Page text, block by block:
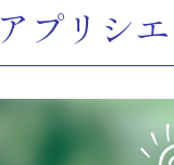
アプリシ